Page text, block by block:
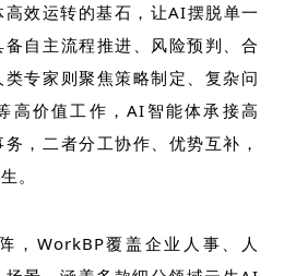
效运转的基石，让AI摆脱单一
自主流程推进、风险预判、合
专家则聚焦策略制定、复杂问
高价值工作，AI智能体承接高
，二者分工协作、优势互补，
。
，WorkBP覆盖企业人事、人